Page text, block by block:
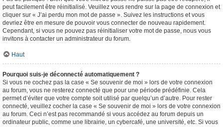
peut facilement être réinitialisé. Veuillez vous rendre sur la page de connexion et
cliquer sur « J’ai perdu mon mot de passe ». Suivez les instructions et vous
devriez être en mesure de pouvoir vous connecter de nouveau rapidement.
Cependant, si vous ne pouvez pas réinitialiser votre mot de passe, nous vous
invitons à contacter un administrateur du forum.
Haut
Pourquoi suis-je déconnecté automatiquement ?
Si vous ne cochez pas la case « Se souvenir de moi » lors de votre connexion
au forum, vous ne resterez connecté que pour une période prédéfinie. Cela
permet d’éviter que votre compte soit utilisé par quelqu’un d’autre. Pour rester
connecté, veuillez cocher la case « Se souvenir de moi » lors de votre connexion
au forum. Ceci n’est pas recommandé si vous accédez au forum depuis un
ordinateur public, comme une librairie, un cybercafé, une université, etc. Si vous